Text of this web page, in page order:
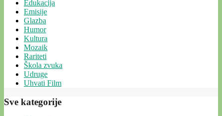
Edukacija
Emisije
Glazba
Humor
Kultura
Mozaik
Rariteti
Škola zvuka
Udruge
Uhvati Film
Sve kategorije